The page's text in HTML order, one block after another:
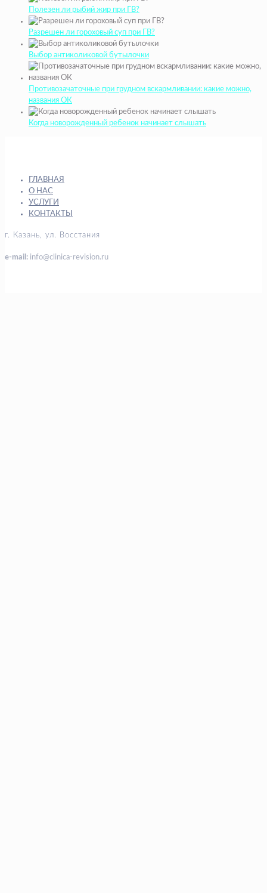
Полезен ли рыбий жир при ГВ?
Разрешен ли гороховый суп при ГВ?
Выбор антиколиковой бутылочки
Противозачаточные при грудном вскармливании: какие можно,
названия ОК
Когда новорожденный ребенок начинает слышать
ГЛАВНАЯ
О НАС
УСЛУГИ
КОНТАКТЫ
г. Казань, ул. Восстания
e-mail: info@clinica-revision.ru